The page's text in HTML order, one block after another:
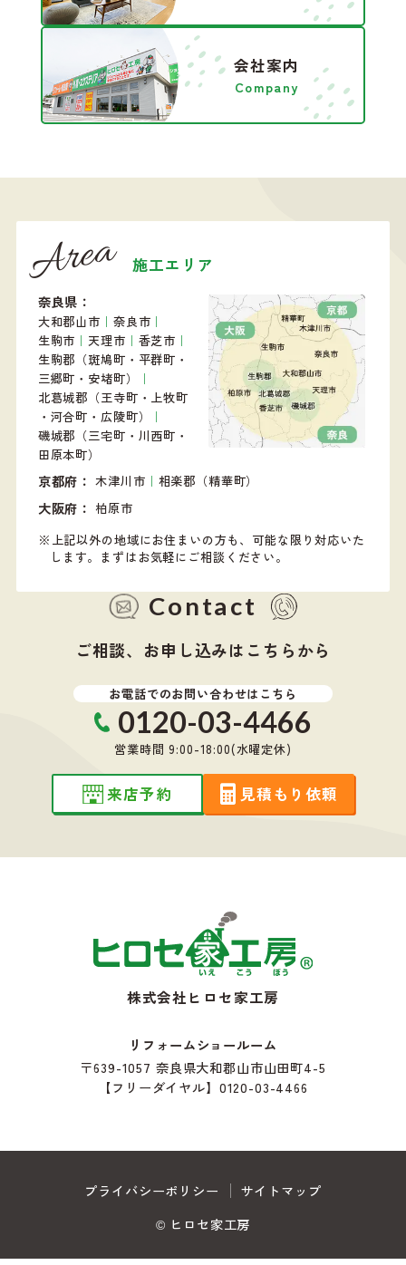
会社案内
Company
Area 施工エリア
奈良県
大和郡山市 ｜ 奈良市 ｜
生駒市 ｜ 天理市 ｜ 香芝市 ｜
生駒郡（斑鳩町・平群町・
三郷町・安堵町）
｜
北葛城郡（王寺町・上牧町
・河合町・広陵町）
｜
磯城郡（三宅町・川西町・
田原本町）
京都府 木津川市 ｜ 相楽郡（精華町）
大阪府
柏原市
上記以外の地域にお住まいの方も、可能な限り対応いた
します。 まずはお気軽にご相談ください。
Contact
ご相談、お申し込みはこちらから
お電話でのお問い合わせはこちら
0120-03-4466
営業時間 9:00-18:00(水曜定休)
来店予約 見積もり依頼
株式会社ヒロセ家工房
リフォームショールーム
〒639-1057 奈良県大和郡山市山田町4-5
【フリーダイヤル】0120-03-4466
プライバシーポリシー
サイトマップ
© ヒロセ家工房